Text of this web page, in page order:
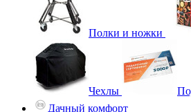
Полки и ножки
Чехлы
Дачный комфорт